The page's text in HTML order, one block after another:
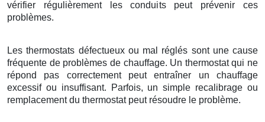
vérifier régulièrement les conduits peut prévenir ces
problèmes.
Les thermostats défectueux ou mal réglés sont une cause
fréquente de problèmes de chauffage. Un thermostat qui ne
répond pas correctement peut entraîner un chauffage
excessif ou insuffisant. Parfois, un simple recalibrage ou
remplacement du thermostat peut résoudre le problème.